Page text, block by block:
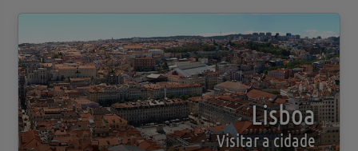
Lisboa
Visitar a cidade